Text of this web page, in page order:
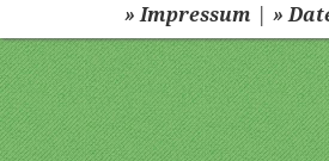
» Impressum | »